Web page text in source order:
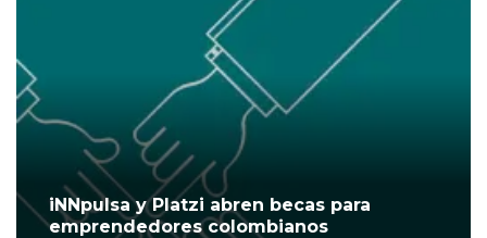
iNNpulsa y Platzi abren becas para
emprendedores colombianos